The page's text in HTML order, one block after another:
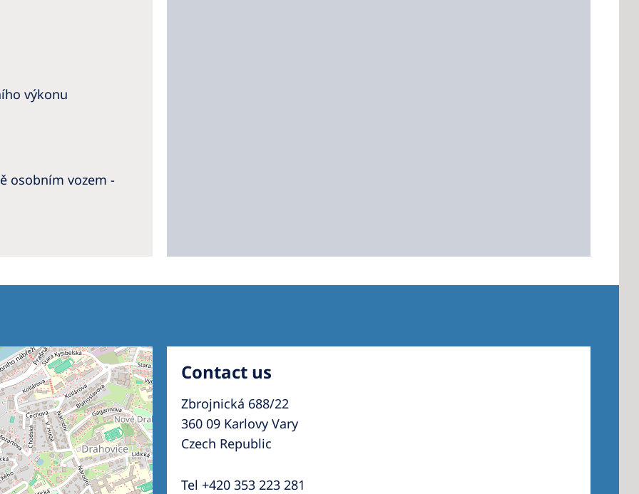
výkonu
osobním vozem -
Contact us
Zbrojnická 688/22
360 09 Karlovy Vary
Czech Republic
Tel +420 353 223 281